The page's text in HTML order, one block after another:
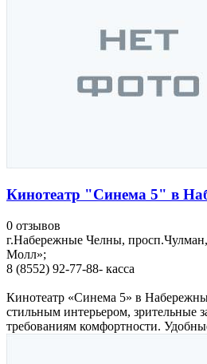
Кинотеатр "Синема 5" в
0 отзывов
г.Набережные Челны,
Молл»;
8 (8552) 92-77-88- касса
Кинотеатр «Синема 5» в
стильным интерьером, зрительные
требованиям комфортности.